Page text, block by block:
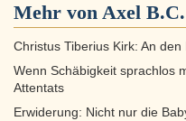
Mehr von Axel
Christus Tiberius Kirk: An
Wenn Schäbigkeit sprachlos
Attentats
Erwiderung: Nicht nur die